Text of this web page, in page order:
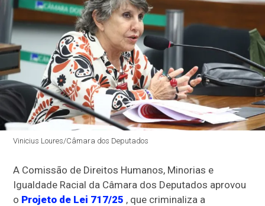
Vinicius Loures/Câmara dos Deputados
A Comissão de Direitos Humanos, Minorias e
Igualdade Racial da Câmara dos Deputados aprovou
o Projeto de Lei 717/25 , que criminaliza a